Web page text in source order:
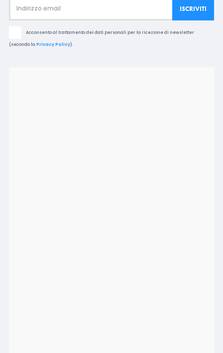
Acconsento al trattamento dei dati personali per la ricezione di newsletter
(secondo la Privacy Policy).